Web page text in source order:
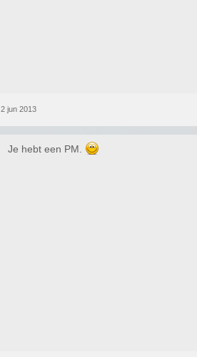
2 jun 2013
Je hebt een PM.